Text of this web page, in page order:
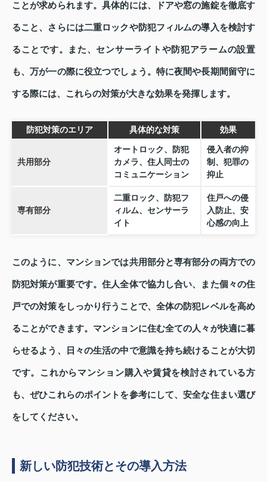
ことが求められます。具体的には、ドアや窓の施錠を徹底す
ること、さらには二重ロックや防犯フィルムの導入を検討す
ることです。また、センサーライトや防犯アラームの設置
も、万が一の際に役立つでしょう。特に夜間や長期間留守に
する際には、これらの対策が大きな効果を発揮します。
防犯対策のエリア 具体的な対策 効果
共用部分
オートロック、防犯
カメラ、住人同士の
コミュニケーション
侵入者の抑
制、犯罪の
抑止
専有部分
二重ロック、防犯フ
ィルム、センサーラ
イト
住戸への侵
入防止、安
心感の向上
このように、マンションでは共用部分と専有部分の両方での
防犯対策が重要です。住人全体で協力し合い、また個々の住
戸での対策をしっかり行うことで、全体の防犯レベルを高め
ることができます。マンションに住む全ての人々が快適に暮
らせるよう、日々の生活の中で意識を持ち続けることが大切
です。これからマンション購入や賃貸を検討されている方
も、ぜひこれらのポイントを参考にして、安全な住まい選び
をしてください。
新しい防犯技術とその導入方法